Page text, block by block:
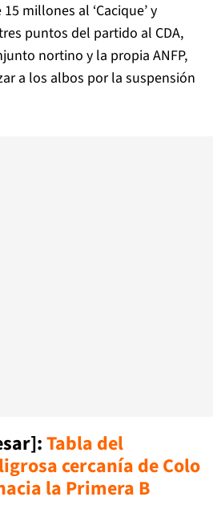
millones al ‘Cacique’ y
puntos del partido al CDA,
nortino y la propia ANFP,
a los albos por la suspensión
Tabla del
cercanía de Colo
la Primera B